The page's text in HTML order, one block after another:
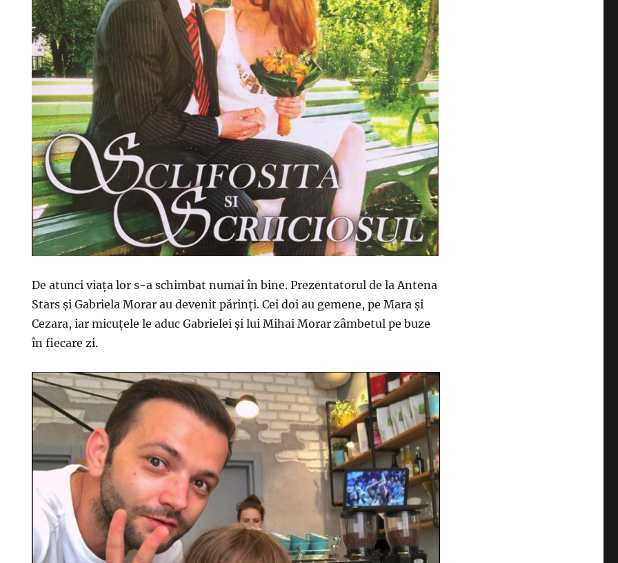
De atunci viaţa lor s-a schimbat numai în bine. Prezentatorul de la Antena
Stars şi Gabriela Morar au devenit părinţi. Cei doi au gemene, pe Mara şi
Cezara, iar micuţele le aduc Gabrielei şi lui Mihai Morar zâmbetul pe buze
în fiecare zi.